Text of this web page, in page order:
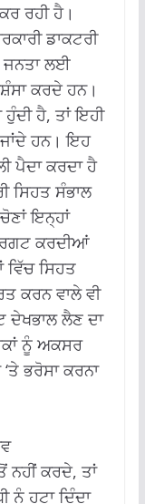
ਰਹੀ ਹੈ।
ਡਾਕਟਰੀ
ਜਨਤਾ ਲਈ
ਕਰਦੇ ਹਨ।
ਹੈ, ਤਾਂ ਇਹੀ
ਜਾਂਦੇ ਹਨ। ਇਹ
ਪੈਦਾ ਕਰਦਾ ਹੈ
ਸਿਹਤ ਸੰਭਾਲ
ਇਨ੍ਹਾਂ
ਕਰਦੀਆਂ
ਵਿੱਚ ਸਿਹਤ
ਕਰਨ ਵਾਲੇ ਵੀ
ਦੇਖਭਾਲ ਲੈਣ ਦਾ
ਨੂੰ ਅਕਸਰ
ਭਰੋਸਾ ਕਰਨਾ
ਨਹੀਂ ਕਰਦੇ, ਤਾਂ
ਨੂੰ ਹਟਾ ਦਿੰਦਾ